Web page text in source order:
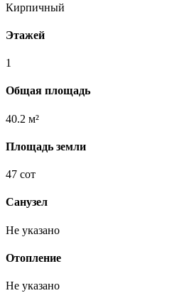
Кирпичный
Этажей
1
Общая площадь
40.2 м²
Площадь земли
47 сот
Санузел
Не указано
Отопление
Не указано